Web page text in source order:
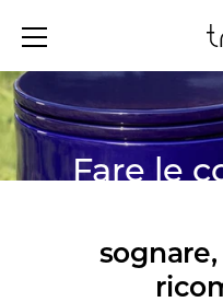
Salta
contenuto
Fare le
I nostri